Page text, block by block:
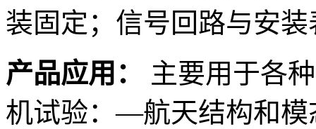
装固定；信号回路与安
产品应用：
主要用于各
机试验：—航天结构和模